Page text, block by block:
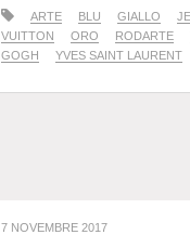
ARTE BLU GIALLO
VUITTON
ORO RODARTE
GOGH
YVES SAINT LAURENT
7 NOVEMBRE 2017